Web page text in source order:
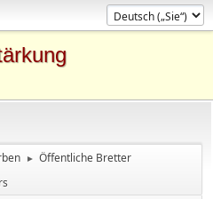
► Öffentliche Bretter